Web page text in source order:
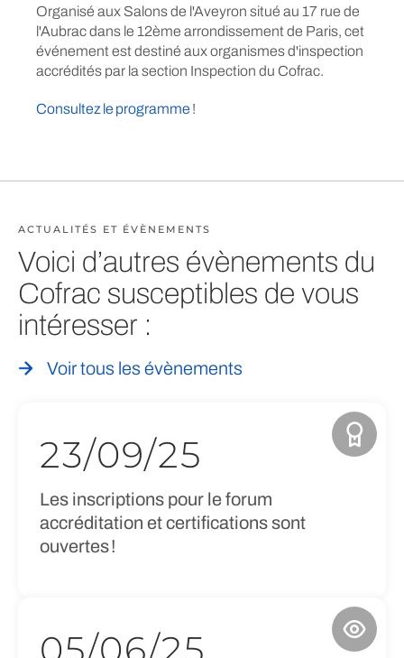
Organisé aux Salons de l'Aveyron situé au 17 rue de
l'Aubrac dans le 12ème arrondissement de Paris, cet
événement est destiné aux organismes d'inspection
accrédités par la section Inspection du Cofrac.
Consultez le programme !
ACTUALITÉS ET ÉVÈNEMENTS
Voici d’autres évènements du
Cofrac susceptibles de vous
intéresser :
Voir tous les évènements
23/09/25
Les inscriptions pour le forum
accréditation et certifications sont
ouvertes !